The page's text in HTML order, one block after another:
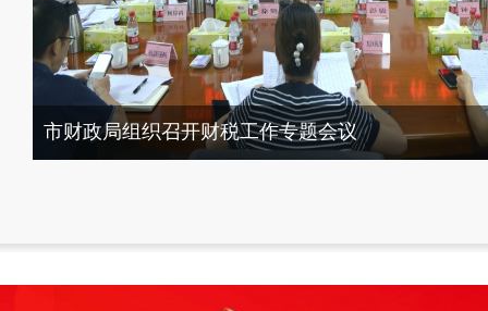
市财政局组织召开财税工作专题会议